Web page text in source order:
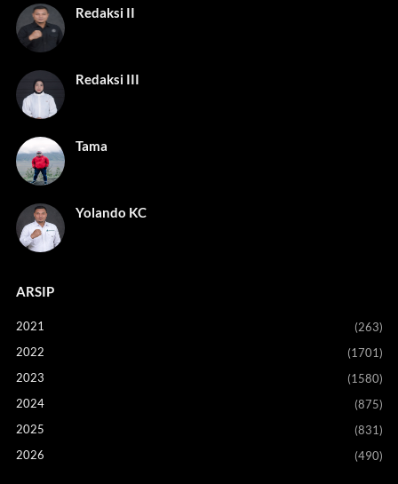
Redaksi II
Redaksi III
Tama
Yolando KC
ARSIP
2021
(263)
2022
(1701)
2023
(1580)
2024
(875)
2025
(831)
2026
(490)